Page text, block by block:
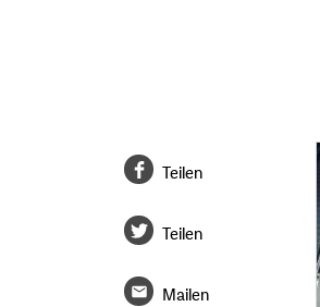
Teilen
Teilen
Mailen